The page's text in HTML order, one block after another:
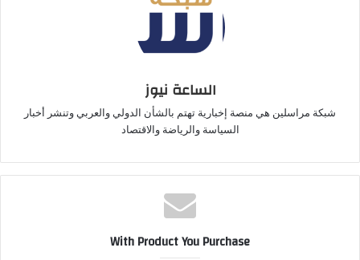
الساعة نيوز
شبكة مراسلين هي منصة إخبارية تهتم بالشأن الدولي والعربي وتنشر أخبار
السياسة والرياضة والاقتصاد
With Product You Purchase